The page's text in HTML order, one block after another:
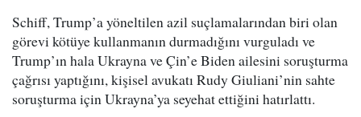
Schiff, Trump’a yöneltilen azil suçlamalarından biri olan
görevi kötüye kullanmanın durmadığını vurguladı ve
Trump’ın hala Ukrayna ve Çin’e Biden ailesini soruşturma
çağrısı yaptığını, kişisel avukatı Rudy Giuliani’nin sahte
soruşturma için Ukrayna’ya seyehat ettiğini hatırlattı.